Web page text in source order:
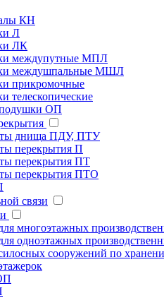
КН
Л
ЛК
междупутные МПЛ
междушпальные МШЛ
прикромочные
телескопические
ОП
днища ПДУ, ПТУ
перекрытия П
перекрытия ПТ
перекрытия ПТО
связи
многоэтажных
одноэтажных
сооружений по